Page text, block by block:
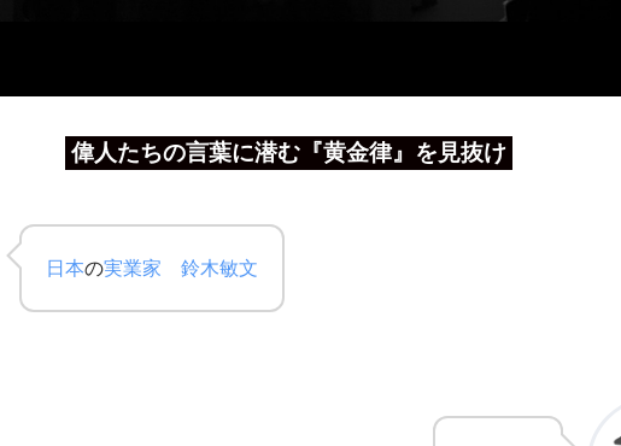
偉人たちの言葉に潜む『黄金律』を見抜け
日本の実業家 鈴木敏文